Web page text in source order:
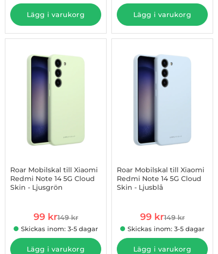
Lägg i varukorg Lägg i varukorg
-34%
Roar Mobilskal till Xiaomi
Redmi Note 14 5G Cloud
Skin - Ljusgrön
rea pris
99 krtidigare pris
149 kr
Skickas inom: 3-5 dagar
Lägg i varukorg
Roar Mobilskal till Xiaomi
Redmi Note 14 5G Cloud
Skin - Ljusblå
rea pris
99 krtidigare pris
149 kr
Skickas inom: 3-5 dagar
Lägg i varukorg